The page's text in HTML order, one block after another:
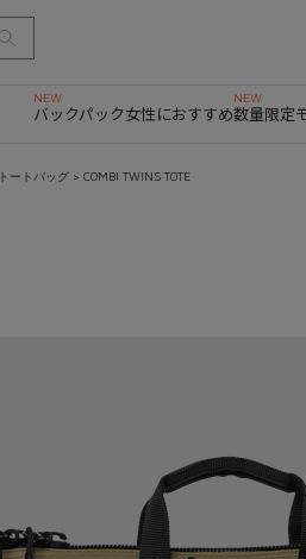
バックパック女性におすすめ数量限定
トートバッグ > COMBI TWINS TOTE